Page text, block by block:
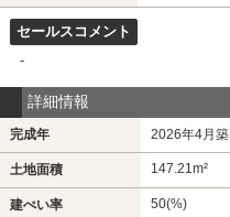
セールスコメント
-
詳細情報
完成年 2026年4月築
土地面積 147.21m²
建ぺい率 50(%)